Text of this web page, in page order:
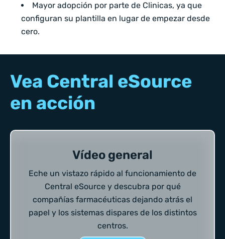
Mayor adopción por parte de Clinicas, ya que
configuran su plantilla en lugar de empezar desde
cero.
Vea Central eSource
en acción
Vídeo general
Eche un vistazo rápido al funcionamiento de
Central eSource y descubra por qué
compañías farmacéuticas dejando atrás el
papel y los sistemas dispares de los distintos
centros.